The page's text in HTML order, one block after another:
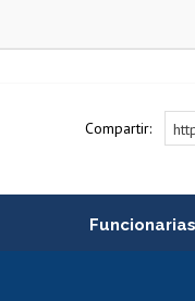
Compartir: